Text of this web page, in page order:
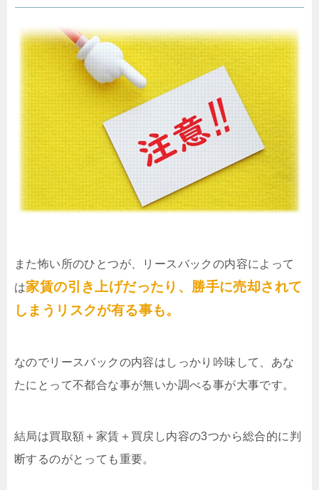
また怖い所のひとつが、リースバックの内容によって
は家賃の引き上げだったり、勝手に売却されて
しまうリスクが有る事も。
なのでリースバックの内容はしっかり吟味して、あな
たにとって不都合な事が無いか調べる事が大事です。
結局は買取額＋家賃＋買戻し内容の3つから総合的に判
断するのがとっても重要。